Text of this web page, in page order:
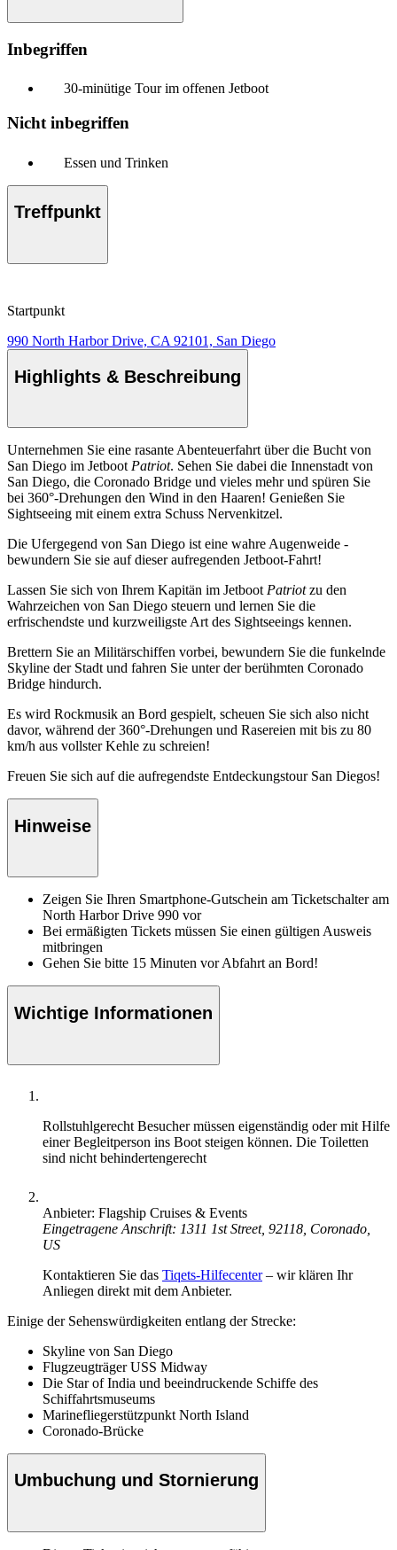
Inbegriffen
30-minütige Tour im offenen Jetboot
Nicht inbegriffen
Essen und Trinken
Treffpunkt
Startpunkt
990 North Harbor Drive, CA 92101, San Diego
Highlights & Beschreibung
Unternehmen Sie eine rasante Abenteuerfahrt über die Bucht von
San Diego im Jetboot Patriot. Sehen Sie dabei die Innenstadt von
San Diego, die Coronado Bridge und vieles mehr und spüren Sie
bei 360°-Drehungen den Wind in den Haaren! Genießen Sie
Sightseeing mit einem extra Schuss Nervenkitzel.
Die Ufergegend von San Diego ist eine wahre Augenweide -
bewundern Sie sie auf dieser aufregenden Jetboot-Fahrt!
Lassen Sie sich von Ihrem Kapitän im Jetboot Patriotzu den
Wahrzeichen von San Diego steuern und lernen Sie die
erfrischendste und kurzweiligste Art des Sightseeings kennen.
Brettern Sie an Militärschiffen vorbei, bewundern Sie die funkelnde
Skyline der Stadt und fahren Sie unter der berühmten Coronado
Bridge hindurch.
Es wird Rockmusik an Bord gespielt, scheuen Sie sich also nicht
davor, während der 360°-Drehungen und Rasereien mit bis zu 80
km/h aus vollster Kehle zu schreien!
Freuen Sie sich auf die aufregendste Entdeckungstour San Diegos!
Hinweise
Zeigen Sie Ihren Smartphone-Gutschein am Ticketschalter am
North Harbor Drive 990 vor
Bei ermäßigten Tickets müssen Sie einen gültigen Ausweis
mitbringen
Gehen Sie bitte 15 Minuten vor Abfahrt an Bord!
Wichtige Informationen
Rollstuhlgerecht Besucher müssen eigenständig oder mit Hilfe
einer Begleitperson ins Boot steigen können. Die Toiletten
sind nicht behindertengerecht
Anbieter: Flagship Cruises & Events
Eingetragene Anschrift: 1311 1st Street, 92118, Coronado,
US
Kontaktieren Sie das Tiqets-Hilfecenter– wir klären Ihr
Anliegen direkt mit dem Anbieter.
Einige der Sehenswürdigkeiten entlang der Strecke:
Skyline von San Diego
Flugzeugträger USS Midway
Die Star of India und beeindruckende Schiffe des
Schiffahrtsmuseums
Marinefliegerstützpunkt North Island
Coronado-Brücke
Umbuchung und Stornierung